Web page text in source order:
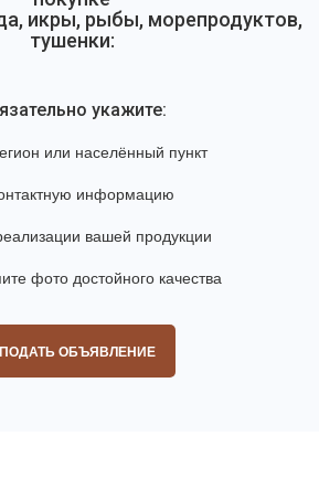
икры, рыбы, морепродуктов,
тушенки:
укажите:
или населённый пункт
информацию
вашей продукции
фото достойного качества
ПОДАТЬ ОБЪЯВЛЕНИЕ